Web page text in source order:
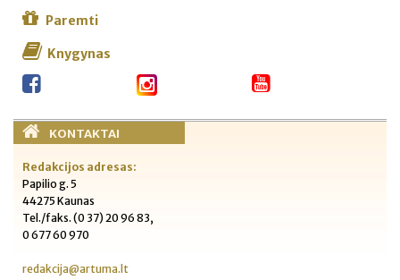
Paremti
Knygynas
KONTAKTAI
Redakcijos adresas:
Papilio g. 5
44275 Kaunas
Tel./faks. (0 37) 20 96 83,
0 677 60 970
redakcija@artuma.lt